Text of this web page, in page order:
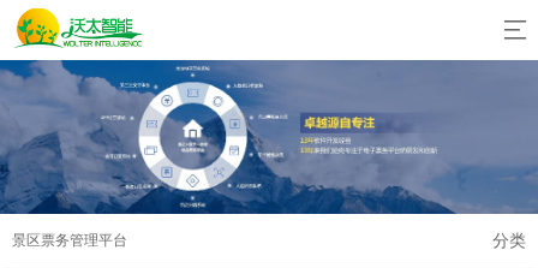
景区票务管理平台 分类